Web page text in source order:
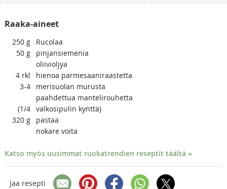
Raaka-aineet
250 g
Rucolaa
50 g
pinjansiemenia
oliivioljya
4 rkl
hienoa parmesaaniraastetta
3-4
merisuolan murusta
paahdettua mantelirouhetta
(1/4 valkosipulin kynttä)
320 g
pastaa
nokare voita
Katso myös uusimmat ruokatrendien reseptit täältä »
Jaa resepti